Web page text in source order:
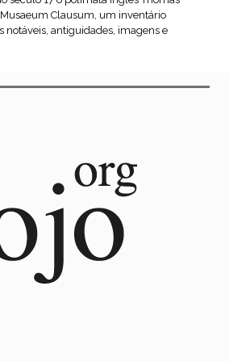
Clausum, um inventário
notáveis, antiguidades, imagens e
leia mais